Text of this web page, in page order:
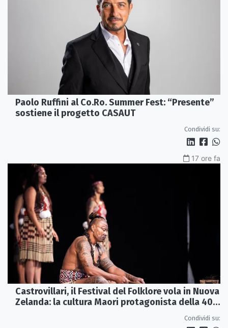
Paolo Ruffini al Co.Ro. Summer Fest: “Presente”
sostiene il progetto CASAUT
Condividi su:
17 ore fa
Castrovillari, il Festival del Folklore vola in Nuova
Zelanda: la cultura Maori protagonista della 40ª
Condividi su: